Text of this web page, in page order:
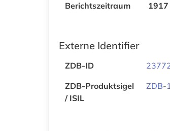
Berichtszeitraum 1917
Externe Identifier
ZDB-ID
ZDB-Produktsigel
/ ISIL
ZDB-